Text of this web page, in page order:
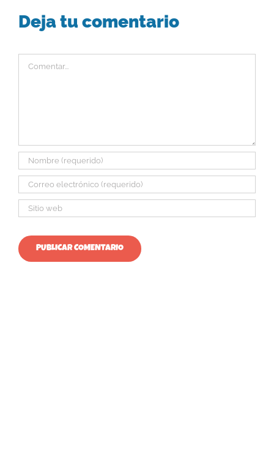
Deja tu comentario